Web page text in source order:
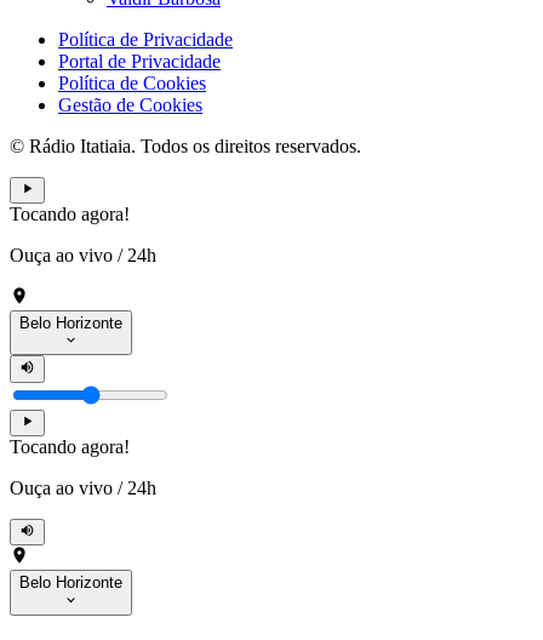
Política de Privacidade
Portal de Privacidade
Política de Cookies
Gestão de Cookies
© Rádio Itatiaia. Todos os direitos reservados.
Tocando agora!
Ouça ao vivo / 24h
Belo Horizonte
Tocando agora!
Ouça ao vivo / 24h
Belo Horizonte